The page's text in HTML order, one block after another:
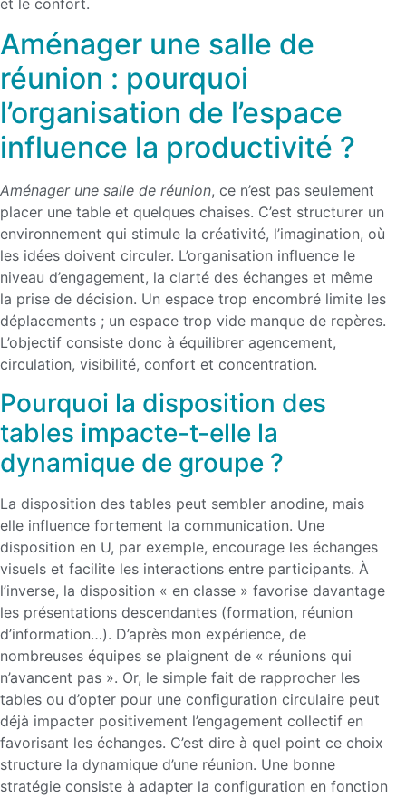
et le confort.
Aménager une salle de
réunion : pourquoi
l’organisation de l’espace
influence la productivité ?
Aménager une salle de réunion, ce n’est pas seulement
placer une table et quelques chaises. C’est structurer un
environnement qui stimule la créativité, l’imagination, où
les idées doivent circuler. L’organisation influence le
niveau d’engagement, la clarté des échanges et même
la prise de décision. Un espace trop encombré limite les
déplacements ; un espace trop vide manque de repères.
L’objectif consiste donc à équilibrer agencement,
circulation, visibilité, confort et concentration.
Pourquoi la disposition des
tables impacte-t-elle la
dynamique de groupe ?
La disposition des tables peut sembler anodine, mais
elle influence fortement la communication. Une
disposition en U, par exemple, encourage les échanges
visuels et facilite les interactions entre participants. À
l’inverse, la disposition « en classe » favorise davantage
les présentations descendantes (formation, réunion
d’information…). D’après mon expérience, de
nombreuses équipes se plaignent de « réunions qui
n’avancent pas ». Or, le simple fait de rapprocher les
tables ou d’opter pour une configuration circulaire peut
déjà impacter positivement l’engagement collectif en
favorisant les échanges. C’est dire à quel point ce choix
structure la dynamique d’une réunion. Une bonne
stratégie consiste à adapter la configuration en fonction